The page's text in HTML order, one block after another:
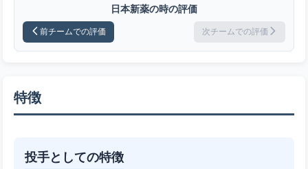
日本新薬の時の評価
前チームでの評価 次チームでの評価
特徴
投手としての特徴